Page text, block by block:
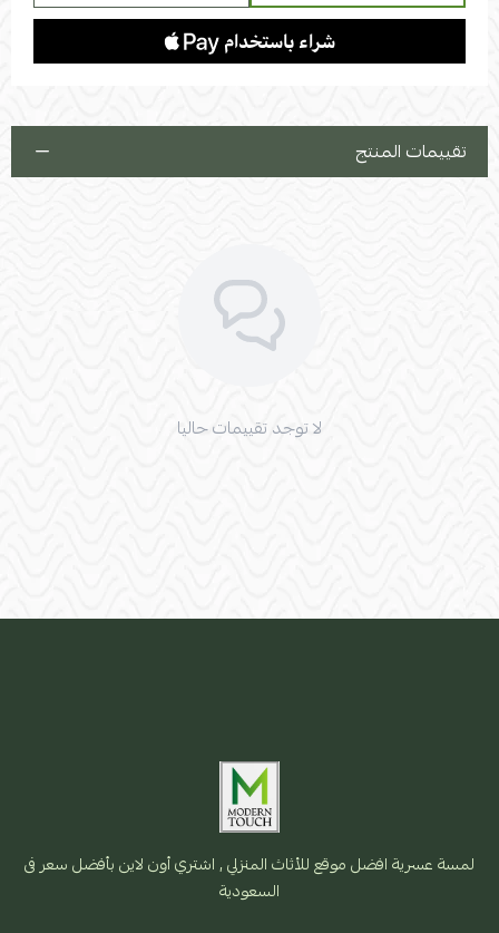
تقييمات المنتج
لا توجد تقييمات حاليا
لمسة عسرية افضل موقع للأثاث المنزلي , اشتري أون لاين بأفضل سعر فى
السعودية